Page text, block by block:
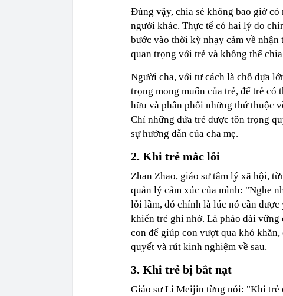
Đúng vậy, chia sẻ không bao giờ
người khác. Thực tế có hai lý do
bước vào thời kỳ nhạy cảm về
quan trọng với trẻ và không thể chia
Người cha, với tư cách là chỗ dựa
trọng mong muốn của trẻ, để trẻ có
hữu và phân phối những thứ thuộc
Chỉ những đứa trẻ được tôn trọng
sự hướng dẫn của cha mẹ.
2. Khi trẻ mắc lỗi
Zhan Zhao, giáo sư tâm lý xã hội,
quản lý cảm xúc của mình: "Nghe
lỗi lầm, đó chính là lúc nó cần
khiến trẻ ghi nhớ. Là pháo đài vững
con để giúp con vượt qua khó
quyết và rút kinh nghiệm về sau.
3. Khi trẻ bị bắt nạt
Giáo sư Li Meijin từng nói: "Khi trẻ